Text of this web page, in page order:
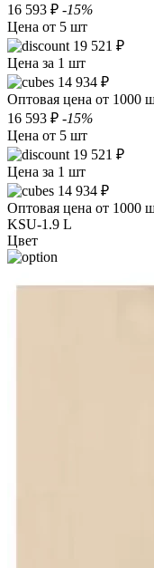
16 593 ₽ -15%
Цена от 5 шт
19 521 ₽
Цена за 1 шт
14 934 ₽
Оптовая цена от 1000
16 593 ₽ -15%
Цена от 5 шт
19 521 ₽
Цена за 1 шт
14 934 ₽
Оптовая цена от 1000
KSU-1.9 L
Цвет